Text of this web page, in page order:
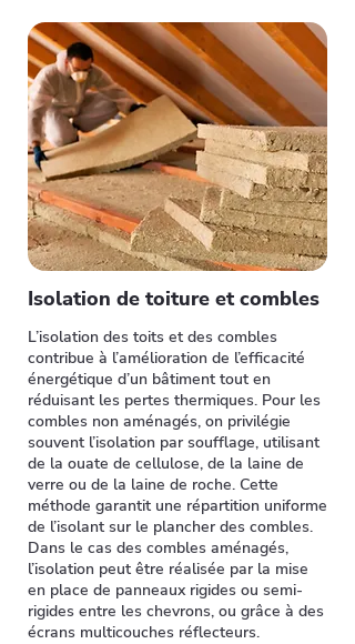
Isolation de toiture et combles
L’isolation des toits et des combles
contribue à l’amélioration de l’efficacité
énergétique d’un bâtiment tout en
réduisant les pertes thermiques. Pour les
combles non aménagés, on privilégie
souvent l’isolation par soufflage, utilisant
de la ouate de cellulose, de la laine de
verre ou de la laine de roche. Cette
méthode garantit une répartition uniforme
de l’isolant sur le plancher des combles.
Dans le cas des combles aménagés,
l’isolation peut être réalisée par la mise
en place de panneaux rigides ou semi-
rigides entre les chevrons, ou grâce à des
écrans multicouches réflecteurs.